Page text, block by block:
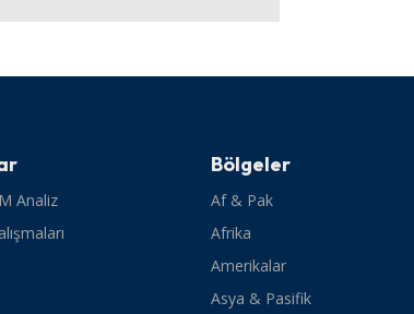
Analiz
Bölgeler
Af & Pak
Afrika
Amerikalar
Asya & Pasifik